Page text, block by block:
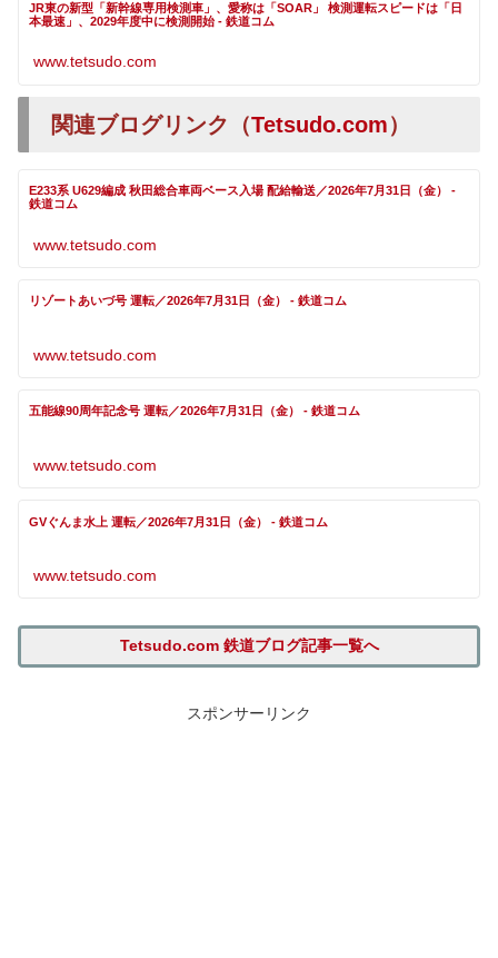
JR東の新型「新幹線専用検測車」、愛称は「SOAR」 検測運転スピードは「日
本最速」、2029年度中に検測開始 - 鉄道コム
www.tetsudo.com
関連ブログリンク（Tetsudo.com）
E233系 U629編成 秋田総合車両ベース入場 配給輸送／2026年7月31日（金） -
鉄道コム
www.tetsudo.com
リゾートあいづ号 運転／2026年7月31日（金） - 鉄道コム
www.tetsudo.com
五能線90周年記念号 運転／2026年7月31日（金） - 鉄道コム
www.tetsudo.com
GVぐんま水上 運転／2026年7月31日（金） - 鉄道コム
www.tetsudo.com
Tetsudo.com 鉄道ブログ記事一覧へ
スポンサーリンク